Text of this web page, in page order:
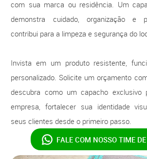
com sua marca ou residência. Um
demonstra cuidado, organização e
contribui para a limpeza e segurança do
Invista em um produto resistente,
personalizado. Solicite um orçamento
descubra como um capacho exclusivo
empresa, fortalecer sua identidade
seus clientes desde o primeiro passo.
FALE COM NOSSO TIME